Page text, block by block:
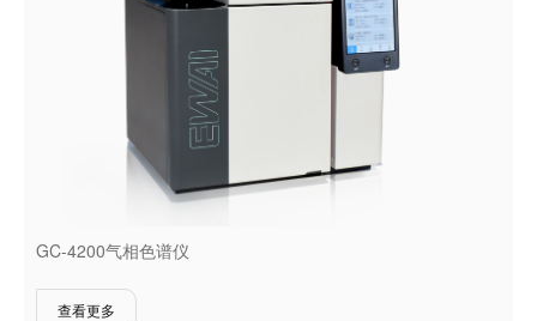
GC-4200气相色谱仪
查看更多